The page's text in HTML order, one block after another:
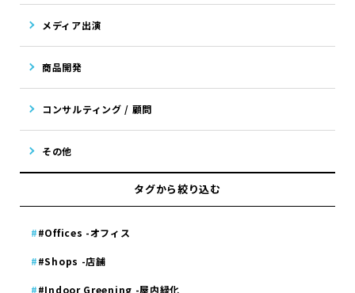
メディア出演
商品開発
コンサルティング / 顧問
その他
タグから絞り込む
#Offices -オフィス
#Shops -店舗
#Indoor Greening -屋内緑化